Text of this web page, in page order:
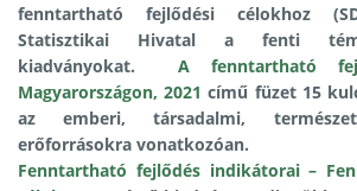
fenntartható fejlődési célokhoz
Statisztikai Hivatal a fenti
kiadványokat. A fenntartható
Magyarországon, 2021 című füzet 15
az emberi, társadalmi,
erőforrásokra vonatkozóan.
Fenntartható fejlődés indikátorai –